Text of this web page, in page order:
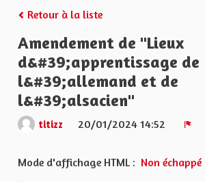
Retour à la liste
Amendement de "Lieux
d&#39;apprentissage de
l&#39;allemand et de
l&#39;alsacien"
titizz
20/01/2024 14:52
Mode d'affichage HTML : Non échappé